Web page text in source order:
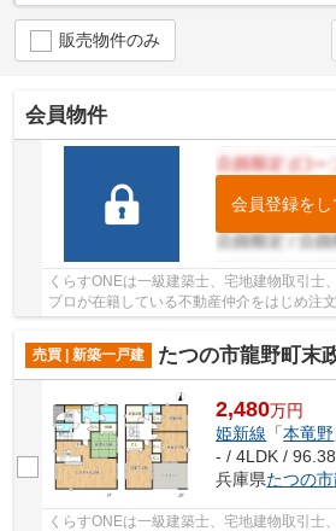
販売物件のみ
会員物件
会員登録を
くらすONEは一級建築士、宅地建物取引士
プロが在籍している不動産仲介をはじめ注
しているお店です♪住まいに関する事は何で
売買 | 新築一戸建
たつの市龍野町末
2,480万円
姫新線 「本竜野
- / 4LDK /
兵庫県たつの市
くらすONEは一級建築士、宅地建物取引士